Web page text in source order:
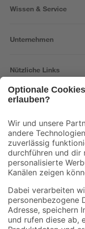
Wissen & Service
Unternehmen
Nützliche Links
Der toom Newsletter: Keine
Zur Newsletter
Folge uns
Zahlungsarten